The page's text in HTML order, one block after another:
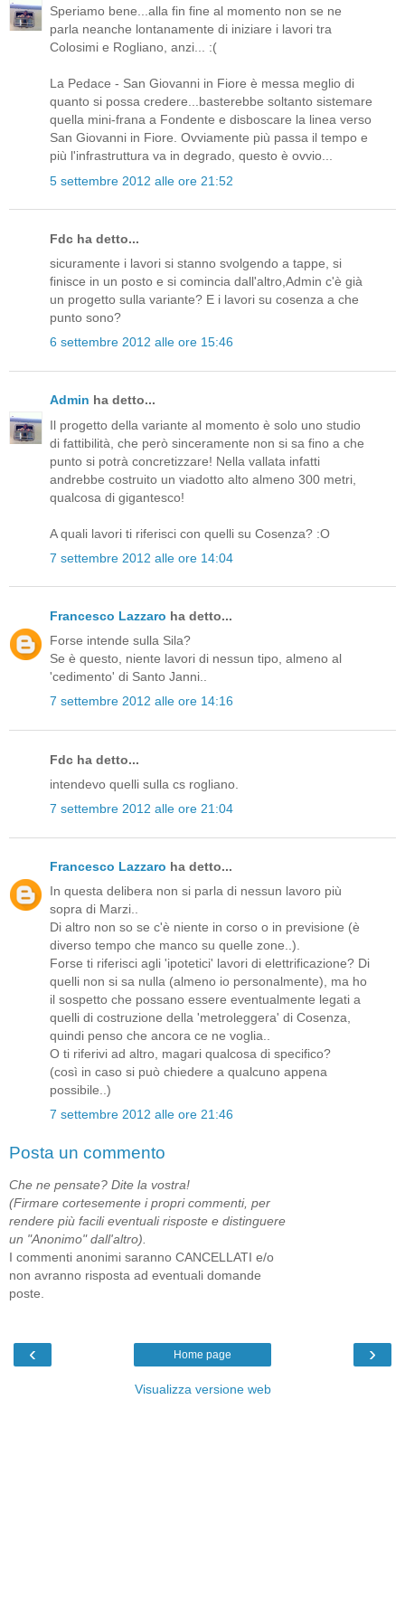
Speriamo bene...alla fin fine al momento non se ne
parla neanche lontanamente di iniziare i lavori tra
Colosimi e Rogliano, anzi... :(
La Pedace - San Giovanni in Fiore è messa meglio di
quanto si possa credere...basterebbe soltanto sistemare
quella mini-frana a Fondente e disboscare la linea verso
San Giovanni in Fiore. Ovviamente più passa il tempo e
più l'infrastruttura va in degrado, questo è ovvio...
5 settembre 2012 alle ore 21:52
Fdc ha detto...
sicuramente i lavori si stanno svolgendo a tappe, si
finisce in un posto e si comincia dall'altro,Admin c'è già
un progetto sulla variante? E i lavori su cosenza a che
punto sono?
6 settembre 2012 alle ore 15:46
Admin ha detto...
Il progetto della variante al momento è solo uno studio
di fattibilità, che però sinceramente non si sa fino a che
punto si potrà concretizzare! Nella vallata infatti
andrebbe costruito un viadotto alto almeno 300 metri,
qualcosa di gigantesco!
A quali lavori ti riferisci con quelli su Cosenza? :O
7 settembre 2012 alle ore 14:04
Francesco Lazzaro ha detto...
Forse intende sulla Sila?
Se è questo, niente lavori di nessun tipo, almeno al
'cedimento' di Santo Janni..
7 settembre 2012 alle ore 14:16
Fdc ha detto...
intendevo quelli sulla cs rogliano.
7 settembre 2012 alle ore 21:04
Francesco Lazzaro ha detto...
In questa delibera non si parla di nessun lavoro più
sopra di Marzi..
Di altro non so se c'è niente in corso o in previsione (è
diverso tempo che manco su quelle zone..).
Forse ti riferisci agli 'ipotetici' lavori di elettrificazione? Di
quelli non si sa nulla (almeno io personalmente), ma ho
il sospetto che possano essere eventualmente legati a
quelli di costruzione della 'metroleggera' di Cosenza,
quindi penso che ancora ce ne voglia..
O ti riferivi ad altro, magari qualcosa di specifico?
(così in caso si può chiedere a qualcuno appena
possibile..)
7 settembre 2012 alle ore 21:46
Posta un commento
Che ne pensate? Dite la vostra!
(Firmare cortesemente i propri commenti, per
rendere più facili eventuali risposte e distinguere
un "Anonimo" dall'altro).
I commenti anonimi saranno CANCELLATI e/o
non avranno risposta ad eventuali domande
poste.
‹ ›
Home page
Visualizza versione web